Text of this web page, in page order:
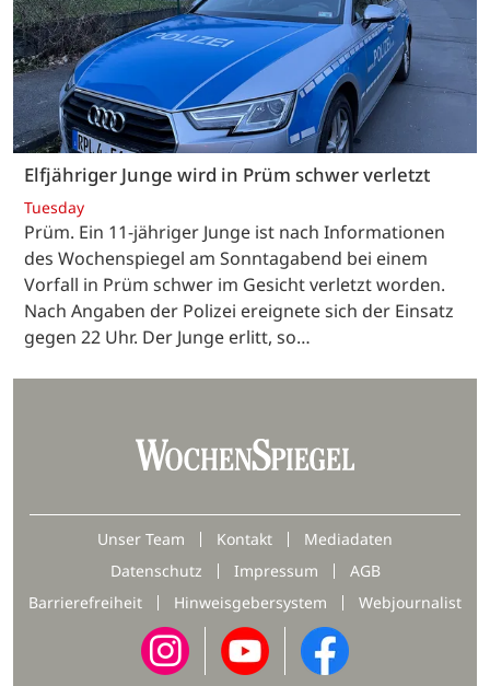
Elfjähriger Junge wird in Prüm schwer verletzt
Tuesday
Prüm. Ein 11-jähriger Junge ist nach Informationen
des Wochenspiegel am Sonntagabend bei einem
Vorfall in Prüm schwer im Gesicht verletzt worden.
Nach Angaben der Polizei ereignete sich der Einsatz
gegen 22 Uhr. Der Junge erlitt, so…
Unser Team Kontakt
Mediadaten
Datenschutz
Impressum
AGB
Barrierefreiheit
Hinweisgebersystem Webjournalist